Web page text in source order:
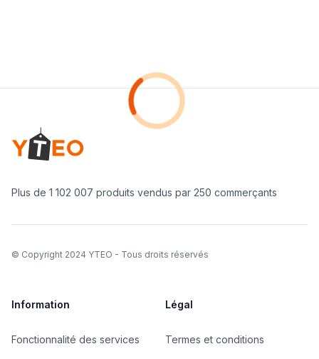
Loading...
Plus de 1 102 007 produits vendus par 250 commerçants
© Copyright 2024 YTEO - Tous droits réservés
Information
Fonctionnalité des services
Légal
Termes et conditions